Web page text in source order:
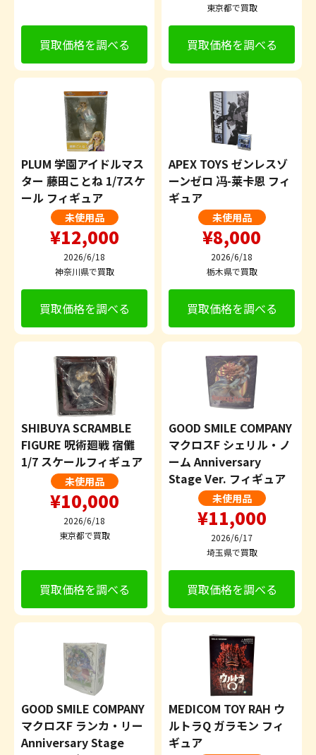
買取価格を調べる
東京都で買取
買取価格を調べる
PLUM 学園アイドルマス
ター 藤田ことね 1/7スケ
ール フィギュア
未使用品
¥12,000
2026/6/18
神奈川県で買取
買取価格を調べる
APEX TOYS ゼンレスゾ
ーンゼロ 冯-莱卡恩 フィ
ギュア
未使用品
¥8,000
2026/6/18
栃木県で買取
買取価格を調べる
SHIBUYA SCRAMBLE
FIGURE 呪術廻戦 宿儺
1/7 スケールフィギュア
未使用品
¥10,000
2026/6/18
東京都で買取
買取価格を調べる
GOOD SMILE COMPANY
マクロスF シェリル・ノ
ーム Anniversary
Stage Ver. フィギュア
未使用品
¥11,000
2026/6/17
埼玉県で買取
買取価格を調べる
GOOD SMILE COMPANY
マクロスF ランカ・リー
Anniversary Stage
MEDICOM TOY RAH ウ
ルトラQ ガラモン フィ
ギュア